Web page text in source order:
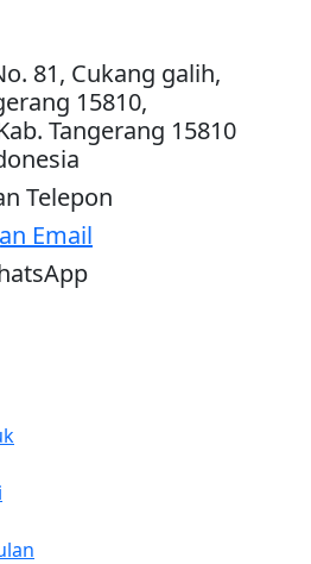
81, Cukang galih,
15810,
Tangerang 15810
Telepon
Email